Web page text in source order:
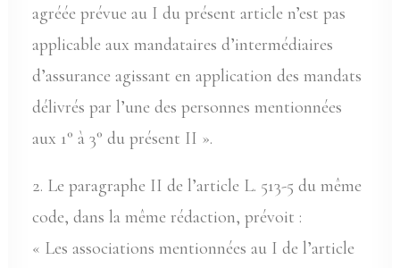
agréée prévue au I du présent article n’est pas
applicable aux mandataires d’intermédiaires
d’assurance agissant en application des mandats
délivrés par l’une des personnes mentionnées
aux 1° à 3° du présent II ».
2. Le paragraphe II de l’article L. 513-5 du même
code, dans la même rédaction, prévoit :
« Les associations mentionnées au I de l’article